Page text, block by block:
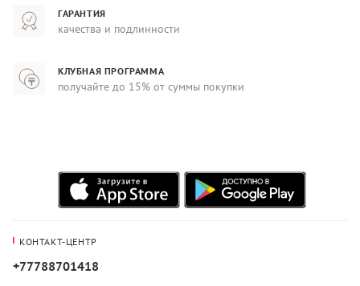
ГАРАНТИЯ
качества и подлинности
КЛУБНАЯ ПРОГРАММА
получайте до 15% от суммы покупки
КОНТАКТ-ЦЕНТР
+77788701418